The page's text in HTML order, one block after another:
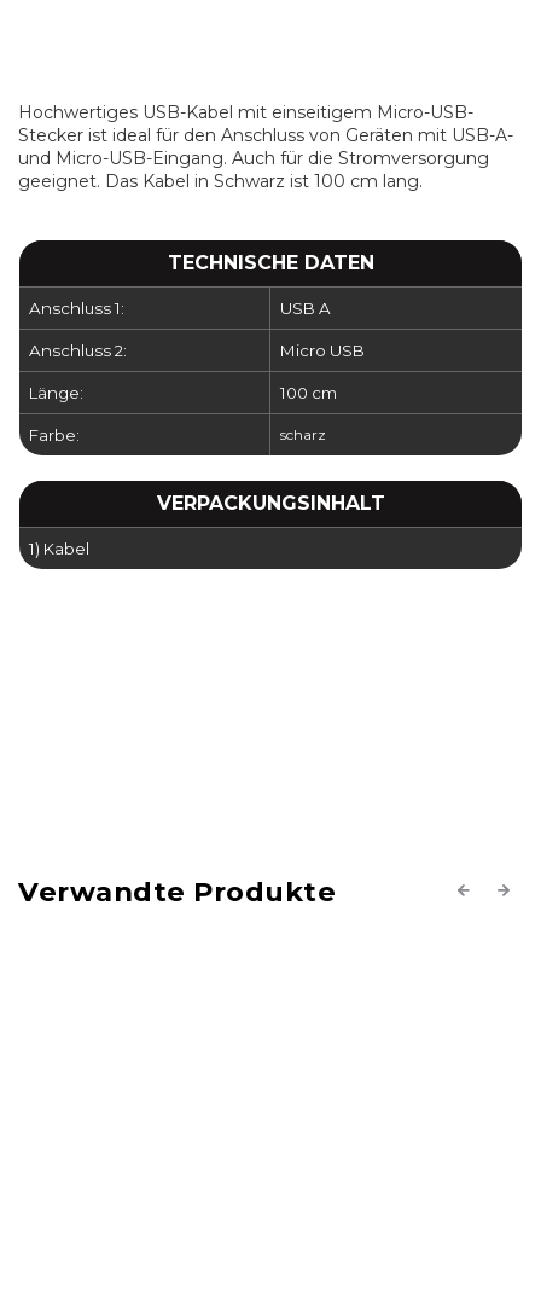
Hochwertiges USB-Kabel mit einseitigem Micro-USB-
Stecker ist ideal für den Anschluss von Geräten mit USB-A-
und Micro-USB-Eingang. Auch für die Stromversorgung
geeignet. Das Kabel in Schwarz ist 100 cm lang.
TECHNISCHE DATEN
Anschluss 1: USB A
Anschluss 2: Micro USB
Länge: 100 cm
Farbe: scharz
VERPACKUNGSINHALT
1) Kabel
Verwandte Produkte Previous
Next